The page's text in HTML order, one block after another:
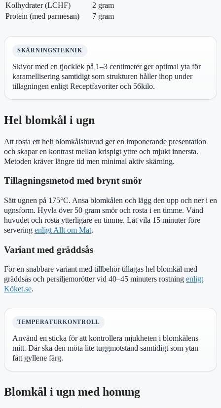
Kolhydrater (LCHF)
2 gram
Protein (med parmesan)
7 gram
SKÄRNINGSTEKNIK
Skivor med en tjocklek på 1–3 centimeter ger optimal yta för
karamellisering samtidigt som strukturen håller ihop under
tillagningen enligt Receptfavoriter och 56kilo.
Hel blomkål i ugn
Att rosta ett helt blomkålshuvud ger en imponerande presentation
och skapar en kontrast mellan krispigt yttre och mjukt innersta.
Metoden kräver längre tid men minimal aktiv skärning.
Tillagningsmetod med brynt smör
Sätt ugnen på 175°C. Ansa blomkålen och lägg den upp och ner i en
ugnsform. Hyvla över 50 gram smör och rosta i en timme. Vänd
huvudet och rosta ytterligare en timme. Låt vila 15 minuter före
servering enligt Allt om Mat.
Variant med gräddsås
För en snabbare variant med tillbehör tillagas hel blomkål med
gräddsås och persiljemorötter vid 40–45 minuters rostning enligt
Köket.se.
TEMPERATURKONTROLL
Använd en sticka för att kontrollera mjukheten i blomkålens
mitt. Där ska den möta lite tuggmotstånd samtidigt som ytan
fått gyllene färg.
Blomkål i ugn med honung